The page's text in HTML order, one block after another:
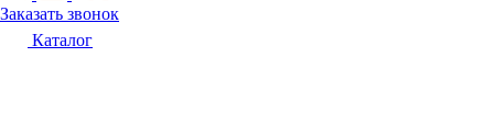
Заказать звонок
Каталог